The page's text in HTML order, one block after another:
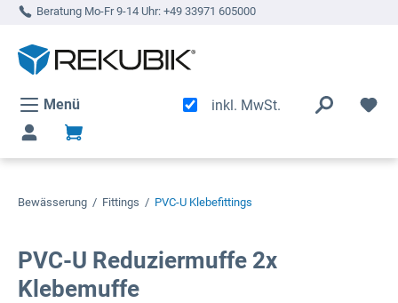
springen
Beratung Mo-Fr 9-14 Uhr: +49 33971 605000
Menü inkl. MwSt.
Bewässerung / Fittings / PVC-U Klebefittings
PVC-U Reduziermuffe 2x
Klebemuffe